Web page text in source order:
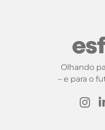
Olhando
– e para o